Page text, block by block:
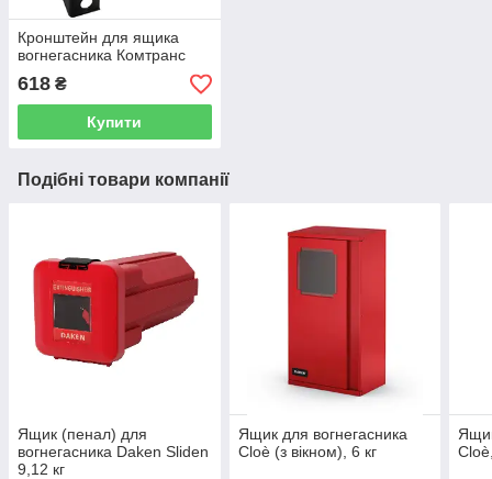
Кронштейн для ящика
вогнегасника Комтранс
618 ₴
Купити
Подібні товари компанії
Ящик (пенал) для
вогнегасника Daken Sliden
9,12 кг
Ящик для вогнегасника
Cloè (з вікном), 6 кг